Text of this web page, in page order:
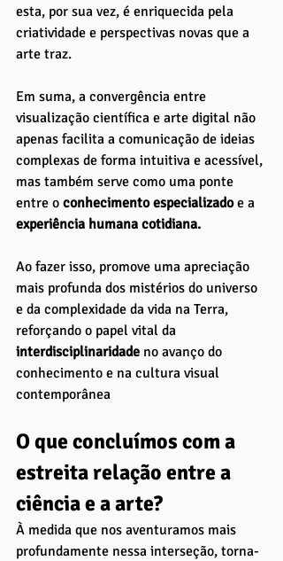
esta, por sua vez, é enriquecida pela
criatividade e perspectivas novas que a
arte traz.
Em suma, a convergência entre
visualização científica e arte digital não
apenas facilita a comunicação de ideias
complexas de forma intuitiva e acessível,
mas também serve como uma ponte
entre o conhecimento especializado e a
experiência humana cotidiana.
Ao fazer isso, promove uma apreciação
mais profunda dos mistérios do universo
e da complexidade da vida na Terra,
reforçando o papel vital da
interdisciplinaridade no avanço do
conhecimento e na cultura visual
contemporânea
O que concluímos com a
estreita relação entre a
ciência e a arte?
À medida que nos aventuramos mais
profundamente nessa interseção, torna-